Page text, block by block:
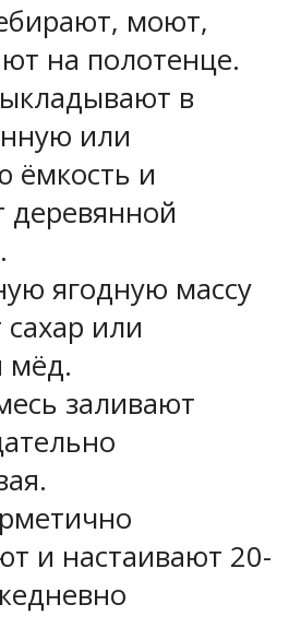
моют,
на полотенце.
в
или
ёмкость и
деревянной
ягодную массу
или
мёд.
заливают
и настаивают 20-